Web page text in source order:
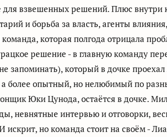
для взвешенных решений. Плюс внутри
и борьба за власть, агенты
которая полгода отрицала
решение - в главную команду
запоминать), который в дочке
а более опытный, но нелюбимый по
Юки Цунода, остаётся в дочке.
невнятные интервью и отговорки,
но команда стоит на своём -